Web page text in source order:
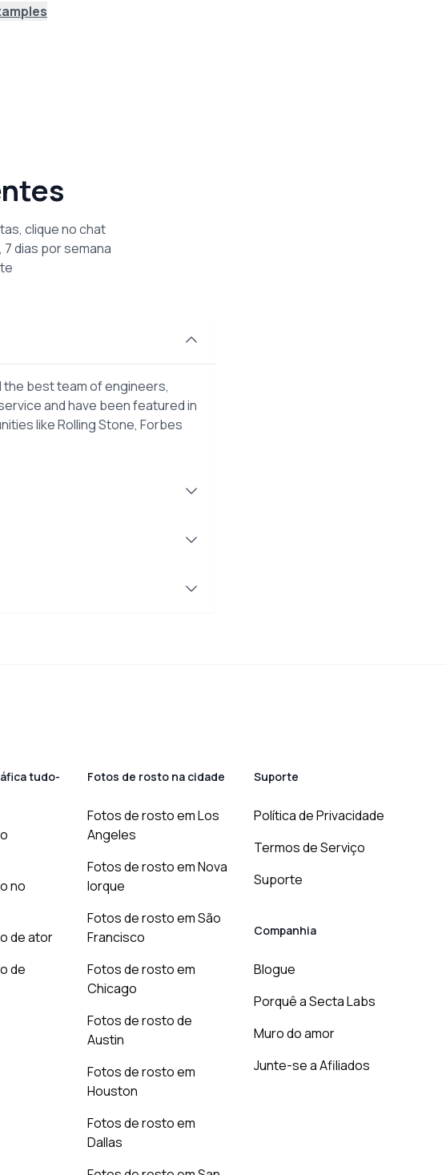
clique no chat
dias por semana
the best team of engineers,
and have been featured in
like Rolling Stone, Forbes
tudo-
no
de ator
de
Fotos de rosto na cidade
Fotos de rosto em Los
Angeles
Fotos de rosto em Nova
Iorque
Fotos de rosto em São
Francisco
Fotos de rosto em
Chicago
Fotos de rosto de
Austin
Fotos de rosto em
Houston
Fotos de rosto em
Dallas
Suporte
Política de Privacidade
Termos de Serviço
Suporte
Companhia
Blogue
Porquê a Secta Labs
Muro do amor
Junte-se a Afiliados